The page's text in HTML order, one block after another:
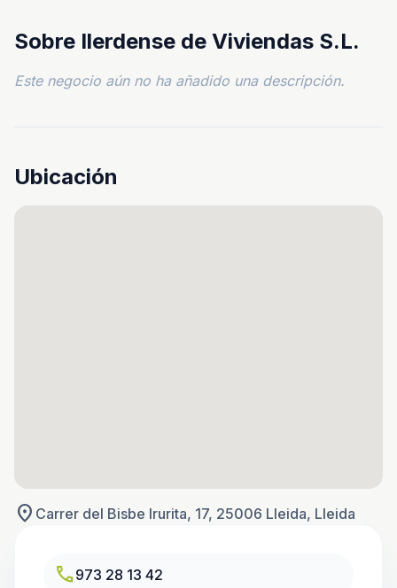
Sobre Ilerdense de Viviendas S.L.
Este negocio aún no ha añadido una descripción.
Ubicación
location_on Carrer del Bisbe Irurita, 17, 25006 Lleida, Lleida
call973 28 13 42